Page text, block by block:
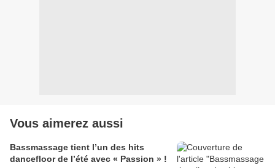
Vous aimerez aussi
Bassmassage tient l’un des hits
dancefloor de l’été avec « Passion » !